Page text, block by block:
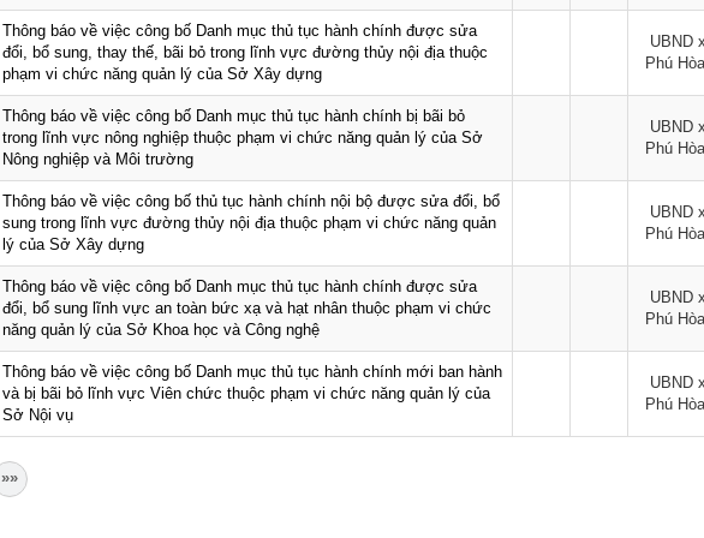
Thông báo về việc công bố Danh mục thủ tục hành chính được sửa
đổi, bổ sung, thay thế, bãi bỏ trong lĩnh vực đường thủy nội địa thuộc
phạm vi chức năng quản lý của Sở Xây dựng
UBND
Phú
Thông báo về việc công bố Danh mục thủ tục hành chính bị bãi bỏ
trong lĩnh vực nông nghiệp thuộc phạm vi chức năng quản lý của Sở
Nông nghiệp và Môi trường
UBND
Phú
Thông báo về việc công bố thủ tục hành chính nội bộ được sửa đổi, bổ
sung trong lĩnh vực đường thủy nội địa thuộc phạm vi chức năng quản
lý của Sở Xây dựng
UBND
Phú
Thông báo về việc công bố Danh mục thủ tục hành chính được sửa
đổi, bổ sung lĩnh vực an toàn bức xạ và hạt nhân thuộc phạm vi chức
năng quản lý của Sở Khoa học và Công nghệ
UBND
Phú
Thông báo về việc công bố Danh mục thủ tục hành chính mới ban hành
và bị bãi bỏ lĩnh vực Viên chức thuộc phạm vi chức năng quản lý của
Sở Nội vụ
UBND
Phú
»»